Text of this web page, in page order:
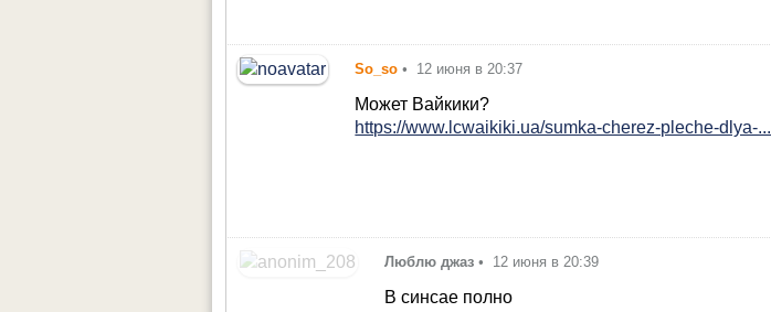
So_so • 12 июня в 20:37
Может Вайкики?
https://www.lcwaikiki.ua/sumka-cherez-pleche-dlya-...
Люблю джаз • 12 июня в 20:39
В синсае полно